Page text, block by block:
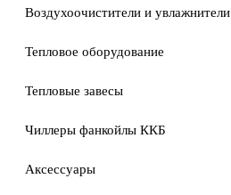
Воздухоочистители и увлажнители
Тепловое оборудование
Тепловые завесы
Чиллеры фанкойлы ККБ
Аксессуары